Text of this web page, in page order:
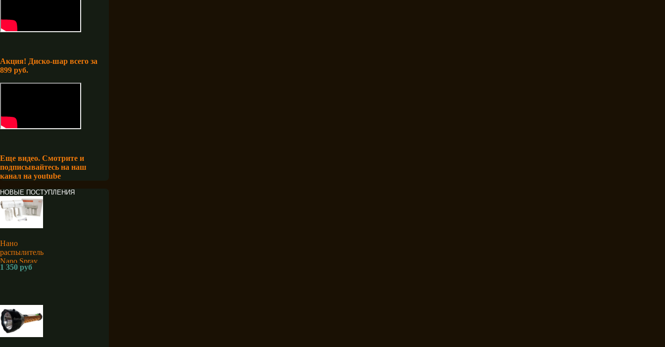
Акция! Диско-шар всего за
899 руб.
Еще видео. Смотрите и
подписывайтесь на наш
канал на youtube
НОВЫЕ ПОСТУПЛЕНИЯ
Нано
распылитель
Nano Spray
Machine K5
1 350 руб